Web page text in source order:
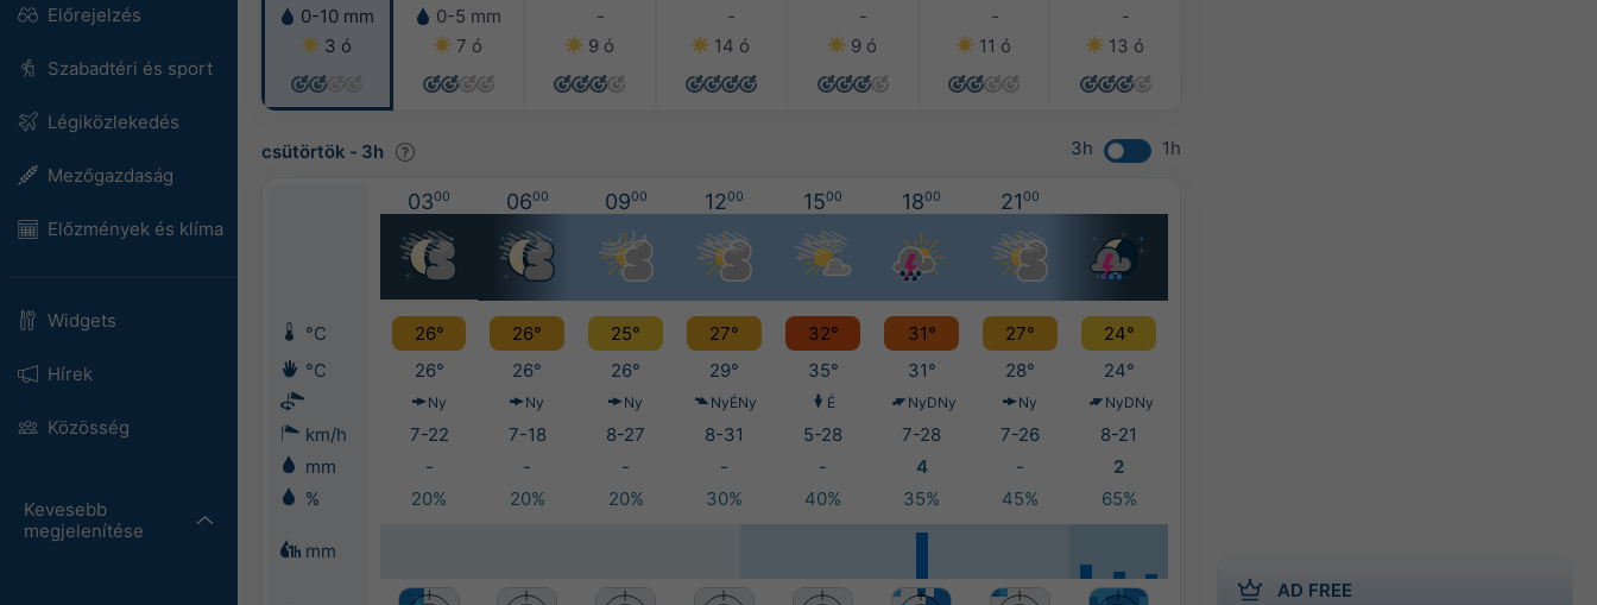
Előrejelzés
Szabadtéri és sport
Légiközlekedés
Mezőgazdaság
Előzmények és klíma
Widgets
Hírek
Közösség
Kevesebb
megjelenítése
AD FREE
0-10 mm
3 ó
0-5 mm
7 ó
-
9 ó
-
14 ó
-
9 ó
-
11 ó
-
13 ó
csütörtök - 3h 3h 1h
0300 0600 0900 1200 1500 1800 2100
°C 26° 26° 25° 27° 32° 31° 27°
24°
°C
26° 26° 26° 29° 35° 31° 28° 24°
Ny Ny Ny NyÉNy É NyDNy Ny NyDNy
km/h 7-22 7-18 8-27 8-31 5-28 7-28 7-26
8-21
mm
- - - - - 4 -
2
%
20% 20% 20% 30% 40% 35% 45% 65%
mm